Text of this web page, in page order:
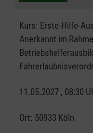
Kurs: Erste-Hilfe-
Anerkannt im
11.05.2027 , 08:30
Ort: 50933 Köln